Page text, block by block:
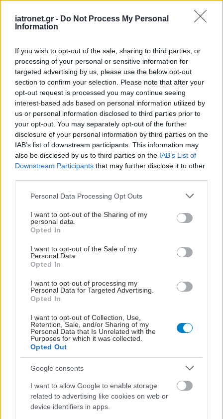
iatronet.gr - Do Not Process My Personal
Information
If you wish to opt-out of the sale, sharing to third parties, or
processing of your personal or sensitive information for
targeted advertising by us, please use the below opt-out
section to confirm your selection. Please note that after your
opt-out request is processed you may continue seeing
interest-based ads based on personal information utilized by
us or personal information disclosed to third parties prior to
your opt-out. You may separately opt-out of the further
disclosure of your personal information by third parties on the
IAB’s list of downstream participants. This information may
also be disclosed by us to third parties on the IAB’s List of
Downstream Participants that may further disclose it to other
Please note that this website/app uses one or more Google
not limited to your visit or usage behaviour. You may click to
grant or deny consent to Google and its third-party tags to
use your data for below specified purposes in below Google
consent section.
Personal Data Processing Opt Outs
I want to opt-out of the Sharing of my
personal data.
Opted In
I want to opt-out of the Sale of my
Personal Data.
Opted In
I want to opt-out of processing my
Personal Data for Targeted Advertising.
Opted In
I want to opt-out of Collection, Use,
Retention, Sale, and/or Sharing of my
Personal Data that Is Unrelated with the
Purposes for which it was collected.
Opted Out
Google consents
I want to allow Google to enable storage
related to advertising like cookies on web or
device identifiers in apps.